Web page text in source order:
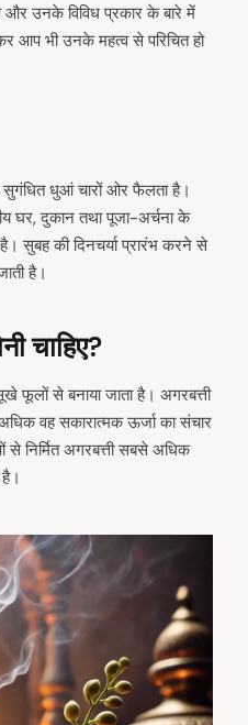
और उनके विविध प्रकार के बारे में
आप भी उनके महत्व से परिचित हो
सुगंधित धुआं चारों ओर फैलता है।
घर, दुकान तथा पूजा-अर्चना के
सुबह की दिनचर्या प्रारंभ करने से
है।
चाहिए?
फूलों से बनाया जाता है। अगरबत्ती
वह सकारात्मक ऊर्जा का संचार
से निर्मित अगरबत्ती सबसे अधिक